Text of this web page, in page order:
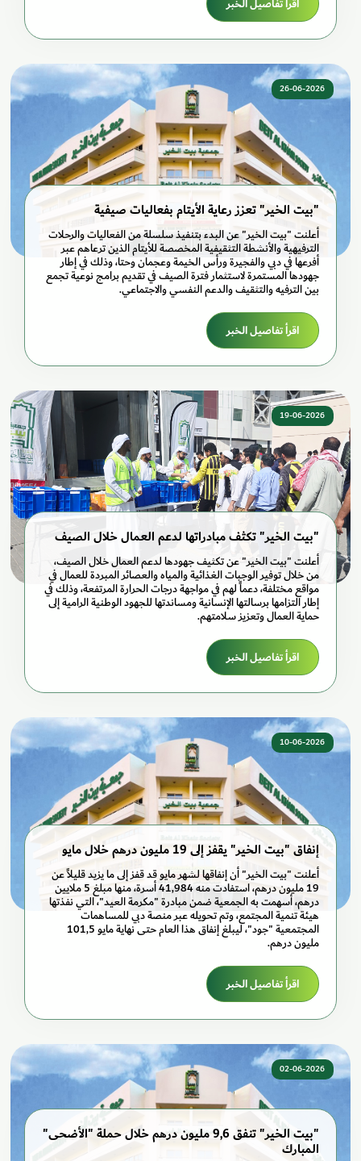
اقرأ تفاصيل الخبر
26-06-2026
"بيت الخير" تعزز رعاية الأيتام بفعاليات صيفية
أعلنت "بيت الخير" عن البدء بتنفيذ سلسلة من الفعاليات والرحلات
الترفيهية والأنشطة التثقيفية المخصصة للأيتام الذين ترعاهم عبر
أفرعها في دبي والفجيرة ورأس الخيمة وعجمان وحتا، وذلك في إطار
جهودها المستمرة لاستثمار فترة الصيف في تقديم برامج نوعية تجمع
بين الترفيه والتثقيف والدعم النفسي والاجتماعي.
اقرأ تفاصيل الخبر
19-06-2026
"بيت الخير" تكثف مبادراتها لدعم العمال خلال الصيف
أعلنت "بيت الخير" عن تكثيف جهودها لدعم العمال خلال الصيف،
من خلال توفير الوجبات الغذائية والمياه والعصائر المبردة للعمال في
مواقع مختلفة، دعماً لهم في مواجهة درجات الحرارة المرتفعة، وذلك في
إطار التزامها برسالتها الإنسانية ومساندتها للجهود الوطنية الرامية إلى
حماية العمال وتعزيز سلامتهم.
اقرأ تفاصيل الخبر
10-06-2026
إنفاق "بيت الخير" يقفز إلى 19 مليون درهم خلال مايو
أعلنت "بيت الخير" أن إنفاقها لشهر مايو قد قفز إلى ما يزيد قليلاً عن
19 مليون درهم، استفادت منه 41,984 أسرة، منها مبلغ 5 ملايين
درهم، أسهمت به الجمعية ضمن مبادرة "مكرمة العيد"، التي نفذتها
هيئة تنمية المجتمع، وتم تحويله عبر منصة دبي للمساهمات
المجتمعية "جود"، ليبلغ إنفاق هذا العام حتى نهاية مايو 101,5
مليون درهم.
اقرأ تفاصيل الخبر
02-06-2026
"بيت الخير" تنفق 9,6 مليون درهم خلال حملة "الأضحى"
المبارك